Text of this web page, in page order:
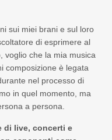
sui miei brani e sul loro
di esprimere al
voglio che la mia musica
composizione è legata
nel processo di
in quel momento, ma
a persona.
di live, concerti e